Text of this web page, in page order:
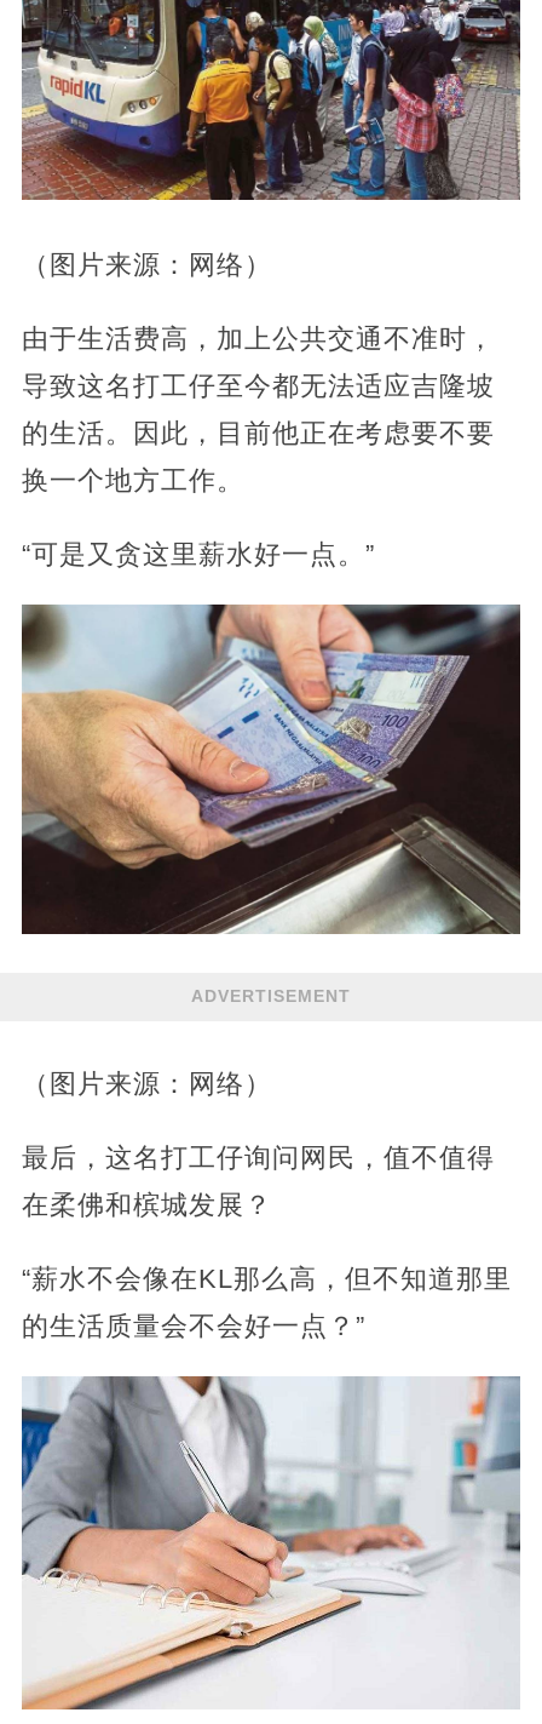
（图片来源：网络）
由于生活费高，加上公共交通不准时，
导致这名打工仔至今都无法适应吉隆坡
的生活。因此，目前他正在考虑要不要
换一个地方工作。
“可是又贪这里薪水好一点。”
ADVERTISEMENT
（图片来源：网络）
最后，这名打工仔询问网民，值不值得
在柔佛和槟城发展？
“薪水不会像在KL那么高，但不知道那里
的生活质量会不会好一点？”